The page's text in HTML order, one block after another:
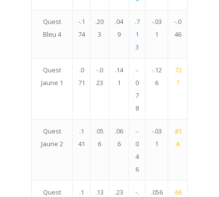
Quest
Bleu 4
-.1
74
.20
3
.04
9
.7
1
3
-.03
1
-.0
46
Quest
Jaune 1
.0
71
-.0
23
.14
1
-.
0
7
8
-.12
6
.72
7
Quest
Jaune 2
.1
41
.05
6
.06
6
-.
0
4
6
-.03
1
.81
4
Quest
.1
.13
.23
-.
.056
.66